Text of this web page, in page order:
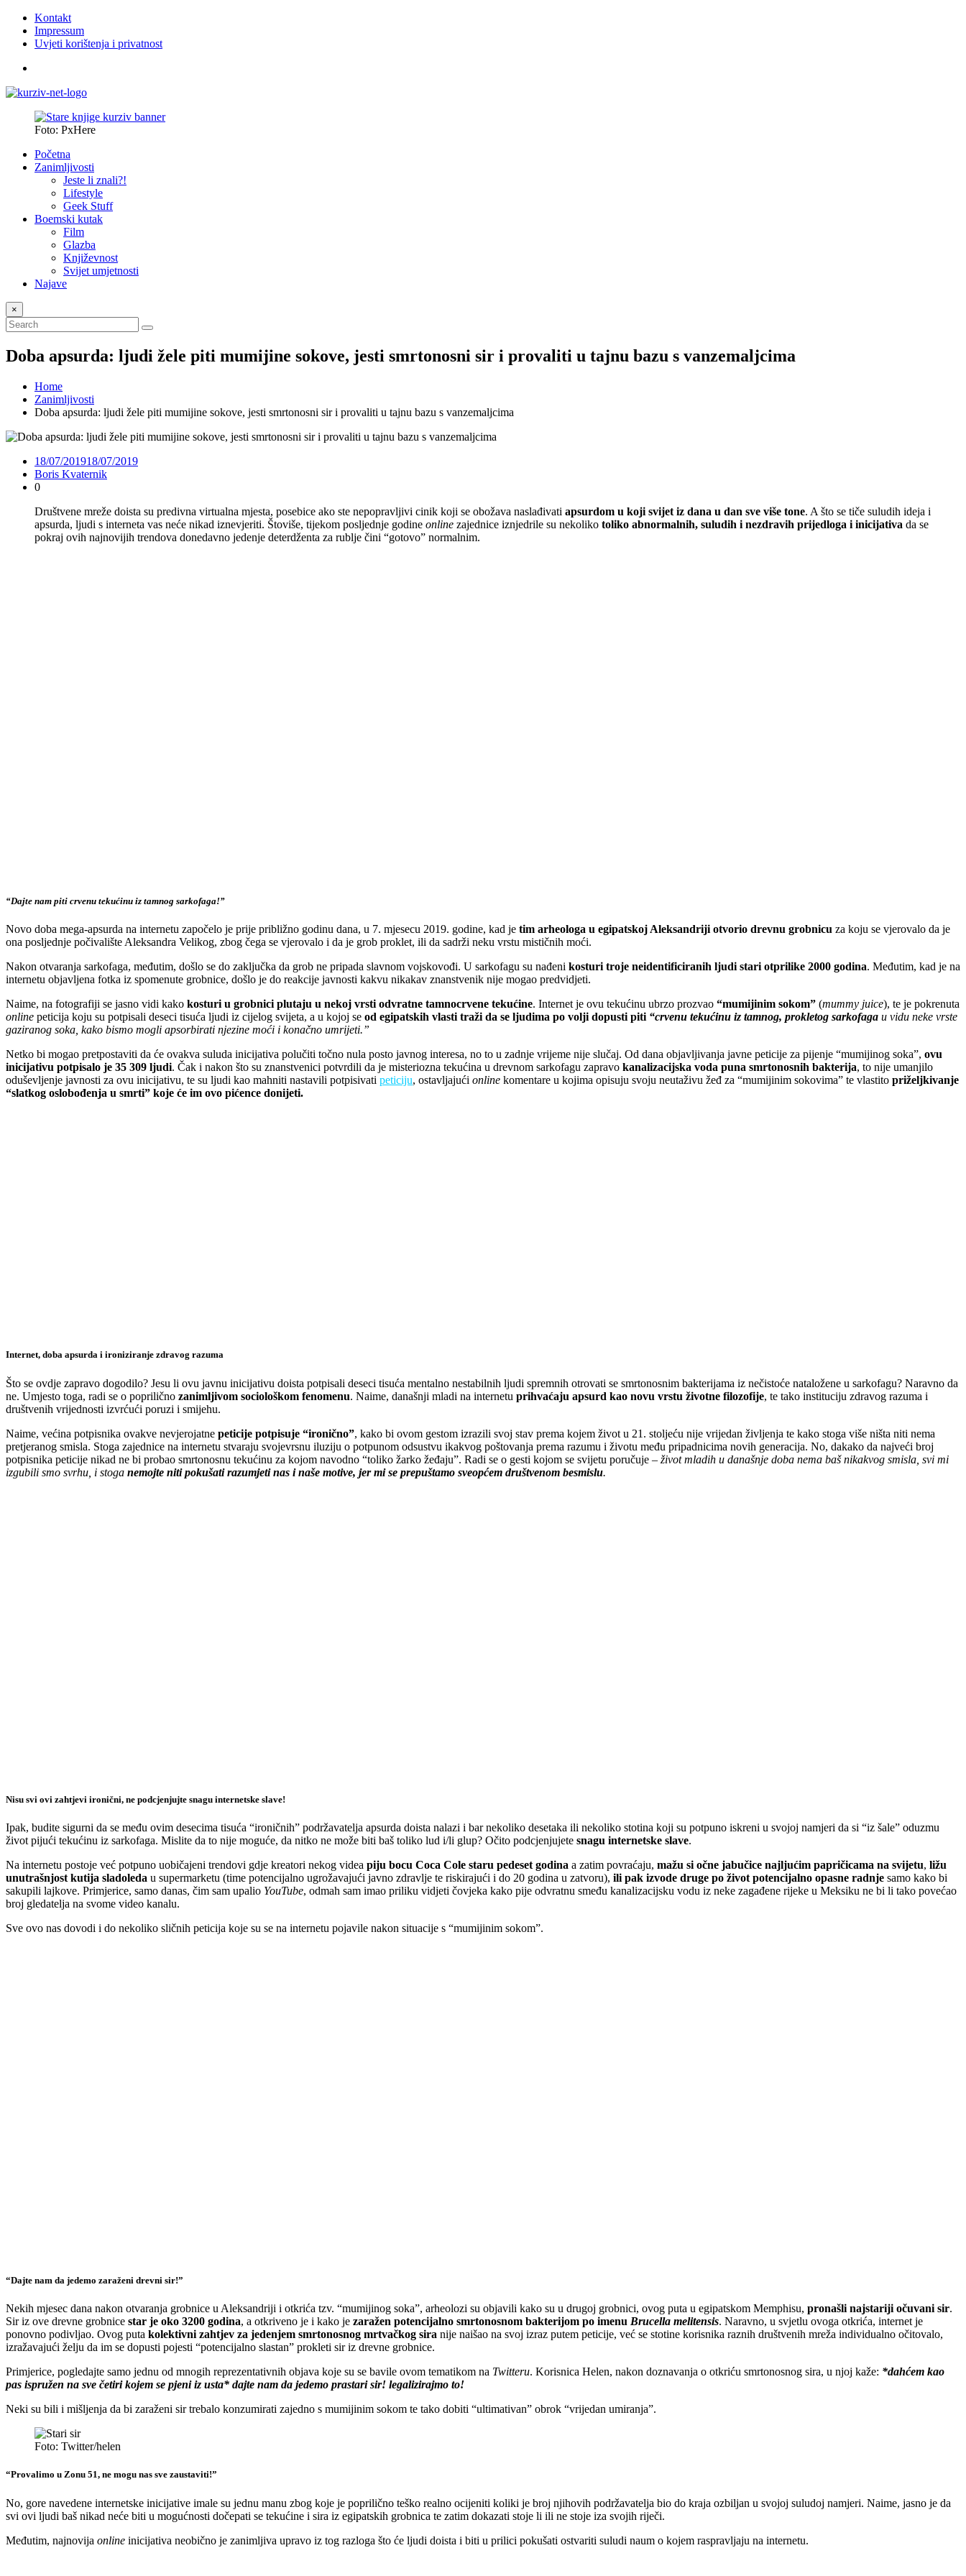
Kontakt
Impressum
Uvjeti korištenja i privatnost
Foto: PxHere
Početna
Zanimljivosti
Jeste li znali?!
Lifestyle
Geek Stuff
Boemski kutak
Film
Glazba
Književnost
Svijet umjetnosti
Najave
×
Doba apsurda: ljudi žele piti mumijine sokove, jesti smrtonosni sir i provaliti u tajnu bazu s vanzemaljcima
Home
Zanimljivosti
Doba apsurda: ljudi žele piti mumijine sokove, jesti smrtonosni sir i provaliti u tajnu bazu s vanzemaljcima
18/07/201918/07/2019
Boris Kvaternik
0
Društvene mreže doista su predivna virtualna mjesta, posebice ako ste nepopravljivi cinik koji se obožava naslađivati apsurdom u koji svijet iz dana u dan sve više tone. A što se tiče suludih ideja i
apsurda, ljudi s interneta vas neće nikad iznevjeriti. Štoviše, tijekom posljednje godine online zajednice iznjedrile su nekoliko toliko abnormalnih, suludih i nezdravih prijedloga i inicijativa da se
pokraj ovih najnovijih trendova donedavno jedenje deterdženta za rublje čini “gotovo” normalnim.
“Dajte nam piti crvenu tekućinu iz tamnog sarkofaga!”
Novo doba mega-apsurda na internetu započelo je prije približno godinu dana, u 7. mjesecu 2019. godine, kad je tim arheologa u egipatskoj Aleksandriji otvorio drevnu grobnicu za koju se vjerovalo da je
ona posljednje počivalište Aleksandra Velikog, zbog čega se vjerovalo i da je grob proklet, ili da sadrži neku vrstu mističnih moći.
Nakon otvaranja sarkofaga, međutim, došlo se do zaključka da grob ne pripada slavnom vojskovođi. U sarkofagu su nađeni kosturi troje neidentificiranih ljudi stari otprilike 2000 godina. Međutim, kad je na
internetu objavljena fotka iz spomenute grobnice, došlo je do reakcije javnosti kakvu nikakav znanstvenik nije mogao predvidjeti.
Naime, na fotografiji se jasno vidi kako kosturi u grobnici plutaju u nekoj vrsti odvratne tamnocrvene tekućine. Internet je ovu tekućinu ubrzo prozvao “mumijinim sokom” (mummy juice), te je pokrenuta
online peticija koju su potpisali deseci tisuća ljudi iz cijelog svijeta, a u kojoj se od egipatskih vlasti traži da se ljudima po volji dopusti piti “crvenu tekućinu iz tamnog, prokletog sarkofaga u vidu neke vrste
gaziranog soka, kako bismo mogli apsorbirati njezine moći i konačno umrijeti.”
Netko bi mogao pretpostaviti da će ovakva suluda inicijativa polučiti točno nula posto javnog interesa, no to u zadnje vrijeme nije slučaj. Od dana objavljivanja javne peticije za pijenje “mumijinog soka”, ovu
inicijativu potpisalo je 35 309 ljudi. Čak i nakon što su znanstvenici potvrdili da je misteriozna tekućina u drevnom sarkofagu zapravo kanalizacijska voda puna smrtonosnih bakterija, to nije umanjilo
oduševljenje javnosti za ovu inicijativu, te su ljudi kao mahniti nastavili potpisivati peticiju, ostavljajući online komentare u kojima opisuju svoju neutaživu žeđ za “mumijinim sokovima” te vlastito priželjkivanje
“slatkog oslobođenja u smrti” koje će im ovo pićence donijeti.
Internet, doba apsurda i ironiziranje zdravog razuma
Što se ovdje zapravo dogodilo? Jesu li ovu javnu inicijativu doista potpisali deseci tisuća mentalno nestabilnih ljudi spremnih otrovati se smrtonosnim bakterijama iz nečistoće nataložene u sarkofagu? Naravno da
ne. Umjesto toga, radi se o poprilično zanimljivom sociološkom fenomenu. Naime, današnji mladi na internetu prihvaćaju apsurd kao novu vrstu životne filozofije, te tako instituciju zdravog razuma i
društvenih vrijednosti izvrćući poruzi i smijehu.
Naime, većina potpisnika ovakve nevjerojatne peticije potpisuje “ironično”, kako bi ovom gestom izrazili svoj stav prema kojem život u 21. stoljeću nije vrijedan življenja te kako stoga više ništa niti nema
pretjeranog smisla. Stoga zajednice na internetu stvaraju svojevrsnu iluziju o potpunom odsustvu ikakvog poštovanja prema razumu i životu među pripadnicima novih generacija. No, dakako da najveći broj
potpisnika peticije nikad ne bi probao smrtonosnu tekućinu za kojom navodno “toliko žarko žeđaju”. Radi se o gesti kojom se svijetu poručuje – život mladih u današnje doba nema baš nikakvog smisla, svi mi
izgubili smo svrhu, i stoga nemojte niti pokušati razumjeti nas i naše motive, jer mi se prepuštamo sveopćem društvenom besmislu.
Nisu svi ovi zahtjevi ironični, ne podcjenjujte snagu internetske slave!
Ipak, budite sigurni da se među ovim desecima tisuća “ironičnih” podržavatelja apsurda doista nalazi i bar nekoliko desetaka ili nekoliko stotina koji su potpuno iskreni u svojoj namjeri da si “iz šale” oduzmu
život pijući tekućinu iz sarkofaga. Mislite da to nije moguće, da nitko ne može biti baš toliko lud i/li glup? Očito podcjenjujete snagu internetske slave.
Na internetu postoje već potpuno uobičajeni trendovi gdje kreatori nekog videa piju bocu Coca Cole staru pedeset godina a zatim povraćaju, mažu si očne jabučice najljućim papričicama na svijetu, ližu
unutrašnjost kutija sladoleda u supermarketu (time potencijalno ugrožavajući javno zdravlje te riskirajući i do 20 godina u zatvoru), ili pak izvode druge po život potencijalno opasne radnje samo kako bi
sakupili lajkove. Primjerice, samo danas, čim sam upalio YouTube, odmah sam imao priliku vidjeti čovjeka kako pije odvratnu smeđu kanalizacijsku vodu iz neke zagađene rijeke u Meksiku ne bi li tako povećao
broj gledatelja na svome video kanalu.
Sve ovo nas dovodi i do nekoliko sličnih peticija koje su se na internetu pojavile nakon situacije s “mumijinim sokom”.
“Dajte nam da jedemo zaraženi drevni sir!”
Nekih mjesec dana nakon otvaranja grobnice u Aleksandriji i otkrića tzv. “mumijinog soka”, arheolozi su objavili kako su u drugoj grobnici, ovog puta u egipatskom Memphisu, pronašli najstariji očuvani sir.
Sir iz ove drevne grobnice star je oko 3200 godina, a otkriveno je i kako je zaražen potencijalno smrtonosnom bakterijom po imenu Brucella melitensis. Naravno, u svjetlu ovoga otkrića, internet je
ponovno podivljao. Ovog puta kolektivni zahtjev za jedenjem smrtonosnog mrtvačkog sira nije naišao na svoj izraz putem peticije, već se stotine korisnika raznih društvenih mreža individualno očitovalo,
izražavajući želju da im se dopusti pojesti “potencijalno slastan” prokleti sir iz drevne grobnice.
Primjerice, pogledajte samo jednu od mnogih reprezentativnih objava koje su se bavile ovom tematikom na Twitteru. Korisnica Helen, nakon doznavanja o otkriću smrtonosnog sira, u njoj kaže: *dahćem kao
pas ispružen na sve četiri kojem se pjeni iz usta* dajte nam da jedemo prastari sir! legalizirajmo to!
Neki su bili i mišljenja da bi zaraženi sir trebalo konzumirati zajedno s mumijinim sokom te tako dobiti “ultimativan” obrok “vrijedan umiranja”.
Foto: Twitter/helen
“Provalimo u Zonu 51, ne mogu nas sve zaustaviti!”
No, gore navedene internetske inicijative imale su jednu manu zbog koje je poprilično teško realno ocijeniti koliki je broj njihovih podržavatelja bio do kraja ozbiljan u svojoj suludoj namjeri. Naime, jasno je da
svi ovi ljudi baš nikad neće biti u mogućnosti dočepati se tekućine i sira iz egipatskih grobnica te zatim dokazati stoje li ili ne stoje iza svojih riječi.
Međutim, najnovija online inicijativa neobično je zanimljiva upravo iz tog razloga što će ljudi doista i biti u prilici pokušati ostvariti suludi naum o kojem raspravljaju na internetu.